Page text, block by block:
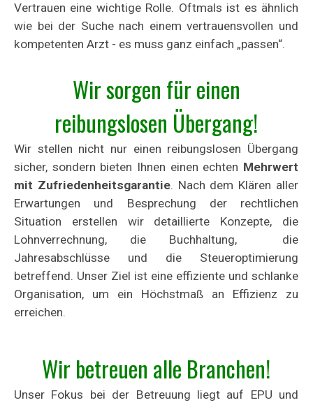
Vertrauen eine wichtige Rolle. Oftmals ist es ähnlich
wie bei der Suche nach einem vertrauensvollen und
kompetenten Arzt - es muss ganz einfach „passen“.
Wir sorgen für einen
reibungslosen Übergang!
Wir stellen nicht nur einen reibungslosen Übergang
sicher, sondern bieten Ihnen einen echten Mehrwert
mit Zufriedenheitsgarantie. Nach dem Klären aller
Erwartungen und Besprechung der rechtlichen
Situation erstellen wir detaillierte Konzepte, die
Lohnverrechnung, die Buchhaltung, die
Jahresabschlüsse und die Steueroptimierung
betreffend. Unser Ziel ist eine effiziente und schlanke
Organisation, um ein Höchstmaß an Effizienz zu
erreichen.
Wir betreuen alle Branchen!
Unser Fokus bei der Betreuung liegt auf EPU und